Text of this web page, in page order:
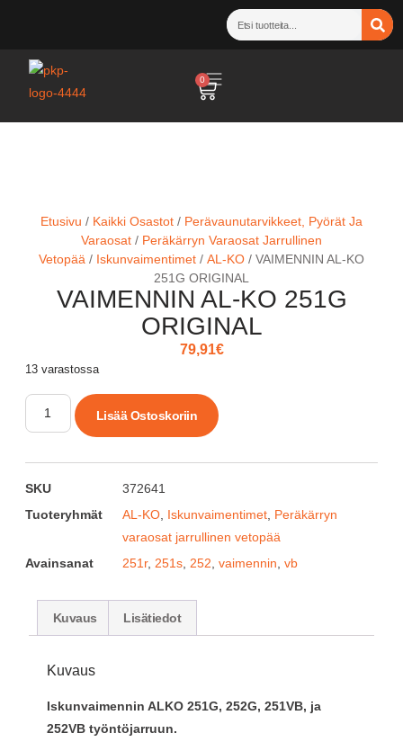
0
Etusivu / Kaikki Osastot / Perävaunutarvikkeet, Pyörät Ja
Varaosat / Peräkärryn Varaosat Jarrullinen
Vetopää / Iskunvaimentimet / AL-KO / VAIMENNIN AL-KO
251G ORIGINAL
VAIMENNIN AL-KO 251G
ORIGINAL
79,91€
13 varastossa
Lisää Ostoskoriin
SKU
372641
Tuoteryhmät
AL-KO Iskunvaimentimet Peräkärryn
varaosat jarrullinen vetopää
Avainsanat
251r, 251s 252 vaimennin vb
Kuvaus Lisätiedot
Kuvaus
Iskunvaimennin ALKO 251G, 252G, 251VB, ja
252VB työntöjarruun.